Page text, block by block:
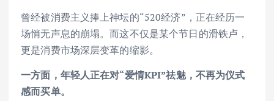
曾经被消费主义捧上神坛的“520经济”，正在经历一
场悄无声息的崩塌。而这不仅是某个节日的滑铁卢，
更是消费市场深层变革的缩影。
一方面，年轻人正在对“爱情KPI”祛魅，不再为仪式
感而买单。